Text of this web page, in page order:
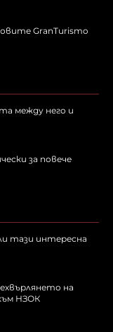
GranTurismo
между него и
за повече
тази интересна
на
НЗОК